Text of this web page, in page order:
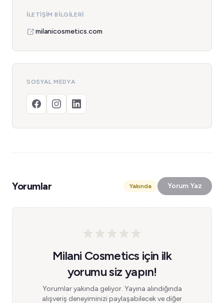
İLETIŞIM BILGILERI
milanicosmetics.com
SOSYAL MEDYA
Yorumlar Yakında Yorum Yaz
Milani Cosmetics için ilk
yorumu siz yapın!
Yorumlar yakında geliyor. Yayına alındığında
alışveriş deneyiminizi paylaşabilecek ve diğer